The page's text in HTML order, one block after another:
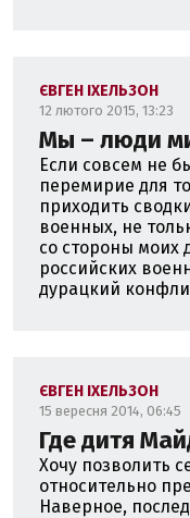
ЄВГЕН ІХЕЛЬЗОН
12 лютого 2015, 13:23
Мы – люди
Если совсем не
перемирие для
приходить
военных, не
со стороны моих
российских
дурацкий
ЄВГЕН ІХЕЛЬЗОН
15 вересня 2014, 06:45
Где дитя
Хочу позволить
относительно
Наверное,